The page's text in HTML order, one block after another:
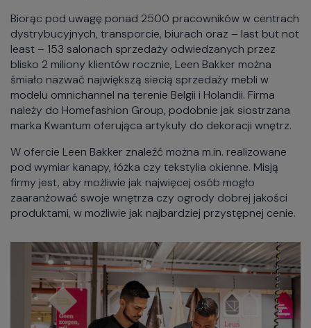
Biorąc pod uwagę ponad 2500 pracowników w centrach
dystrybucyjnych, transporcie, biurach oraz – last but not
least – 153 salonach sprzedaży odwiedzanych przez
blisko 2 miliony klientów rocznie, Leen Bakker można
śmiało nazwać największą siecią sprzedaży mebli w
modelu omnichannel na terenie Belgii i Holandii. Firma
należy do Homefashion Group, podobnie jak siostrzana
marka Kwantum oferująca artykuły do dekoracji wnętrz.
W ofercie Leen Bakker znaleźć można m.in. realizowane
pod wymiar kanapy, łóżka czy tekstylia okienne. Misją
firmy jest, aby możliwie jak najwięcej osób mogło
zaaranżować swoje wnętrza czy ogrody dobrej jakości
produktami, w możliwie jak najbardziej przystępnej cenie.